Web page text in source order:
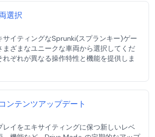
選択
サイティングなSprunki(スプランキー)ゲー
まざまなユニークな車両から選択してくだ
れぞれが異なる操作特性と機能を提供しま
ンテンツアップデート
レイをエキサイティングに保つ新しいレベ